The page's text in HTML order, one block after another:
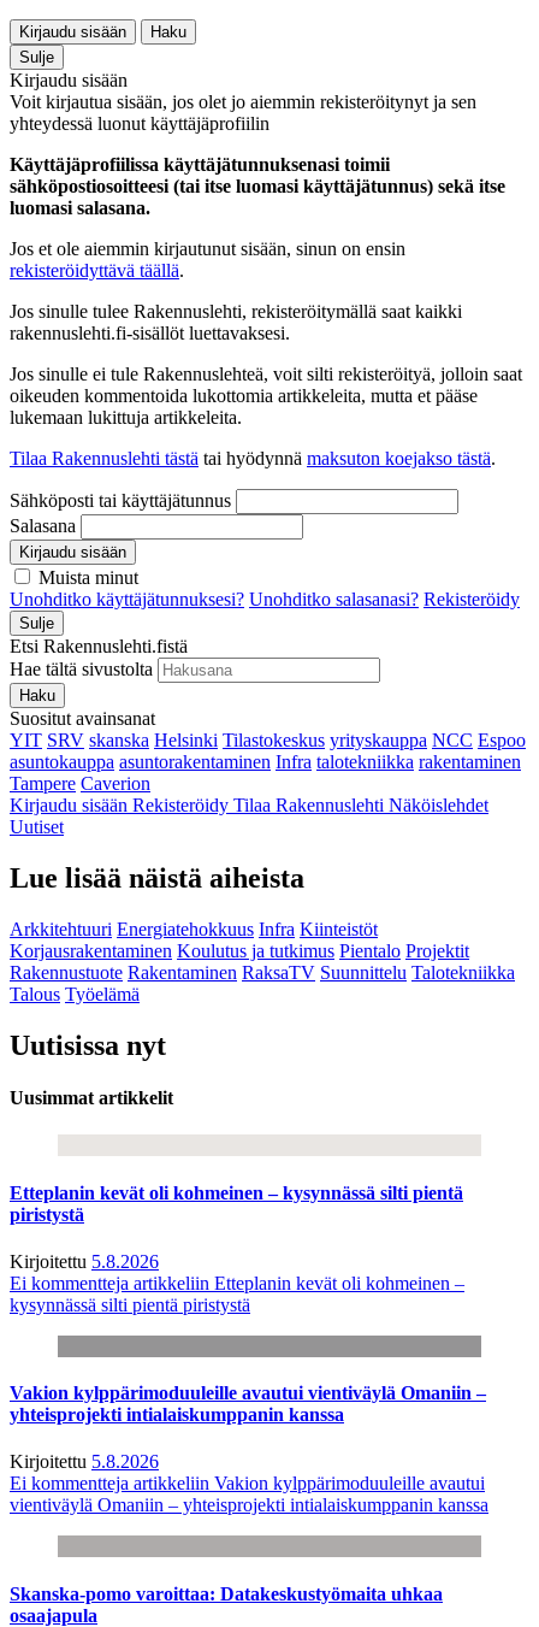
Kirjaudu sisään
Haku
Sulje
Kirjaudu sisään
Voit kirjautua sisään, jos olet jo aiemmin rekisteröitynyt ja sen
yhteydessä luonut käyttäjäprofiilin
Käyttäjäprofiilissa käyttäjätunnuksenasi toimii
sähköpostiosoitteesi (tai itse luomasi käyttäjätunnus) sekä itse
luomasi salasana.
Jos et ole aiemmin kirjautunut sisään, sinun on ensin
rekisteröidyttävä täällä.
Jos sinulle tulee Rakennuslehti, rekisteröitymällä saat kaikki
rakennuslehti.fi-sisällöt luettavaksesi.
Jos sinulle ei tule Rakennuslehteä, voit silti rekisteröityä, jolloin saat
oikeuden kommentoida lukottomia artikkeleita, mutta et pääse
lukemaan lukittuja artikkeleita.
Tilaa Rakennuslehti tästä tai hyödynnä maksuton koejakso tästä.
Sähköposti tai käyttäjätunnus
Salasana
Kirjaudu sisään
Muista minut
Unohditko käyttäjätunnuksesi? Unohditko salasanasi? Rekisteröidy
Sulje
Etsi Rakennuslehti.fistä
Hae tältä sivustolta
Haku
Suositut avainsanat
YIT SRV skanska Helsinki Tilastokeskus yrityskauppa NCC Espoo
asuntokauppa asuntorakentaminen Infra talotekniikka rakentaminen
Tampere Caverion
Kirjaudu sisään Rekisteröidy Tilaa Rakennuslehti Näköislehdet
Uutiset
Lue lisää näistä aiheista
Arkkitehtuuri Energiatehokkuus Infra Kiinteistöt
Korjausrakentaminen Koulutus ja tutkimus Pientalo Projektit
Rakennustuote Rakentaminen RaksaTV Suunnittelu Talotekniikka
Talous Työelämä
Uutisissa nyt
Uusimmat artikkelit
Etteplanin kevät oli kohmeinen – kysynnässä silti pientä
piristystä
Kirjoitettu 5.8.2026
Ei kommentteja artikkeliin Etteplanin kevät oli kohmeinen –
kysynnässä silti pientä piristystä
Vakion kylppärimoduuleille avautui vientiväylä Omaniin –
yhteisprojekti intialaiskumppanin kanssa
Kirjoitettu 5.8.2026
Ei kommentteja artikkeliin Vakion kylppärimoduuleille avautui
vientiväylä Omaniin – yhteisprojekti intialaiskumppanin kanssa
Skanska-pomo varoittaa: Datakeskustyömaita uhkaa
osaajapula